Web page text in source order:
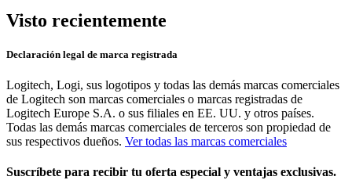
Visto recientemente
Declaración legal de marca registrada
Logitech, Logi, sus logotipos y todas las demás marcas comerciales
de Logitech son marcas comerciales o marcas registradas de
Logitech Europe S.A. o sus filiales en EE. UU. y otros países.
Todas las demás marcas comerciales de terceros son propiedad de
sus respectivos dueños. Ver todas las marcas comerciales
Suscríbete para recibir tu oferta especial y ventajas exclusivas.